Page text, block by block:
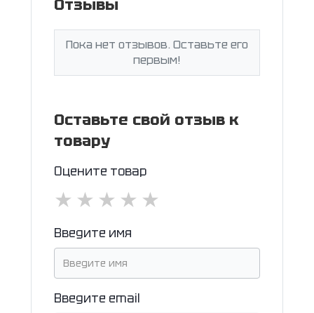
Отзывы
Пока нет отзывов. Оставьте его
первым!
Оставьте свой отзыв к
товару
Оцените товар
★
★
★
★
★
Введите имя
Введите email